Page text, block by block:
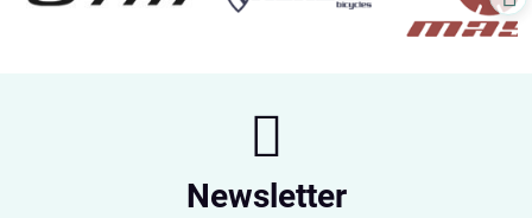
Newsletter